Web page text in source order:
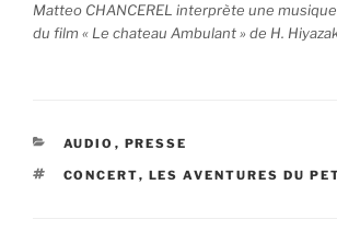
Matteo CHANCEREL interprète une
du film « Le chateau Ambulant » de H.
CATÉGORIES
AUDIO , PRESSE
ÉTIQUETTES
CONCERT, LES AVENTURES DU